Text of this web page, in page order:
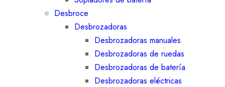
Desbroce
Desbrozadoras
Desbrozadoras manuales
Desbrozadoras de ruedas
Desbrozadoras de batería
Desbrozadoras eléctricas